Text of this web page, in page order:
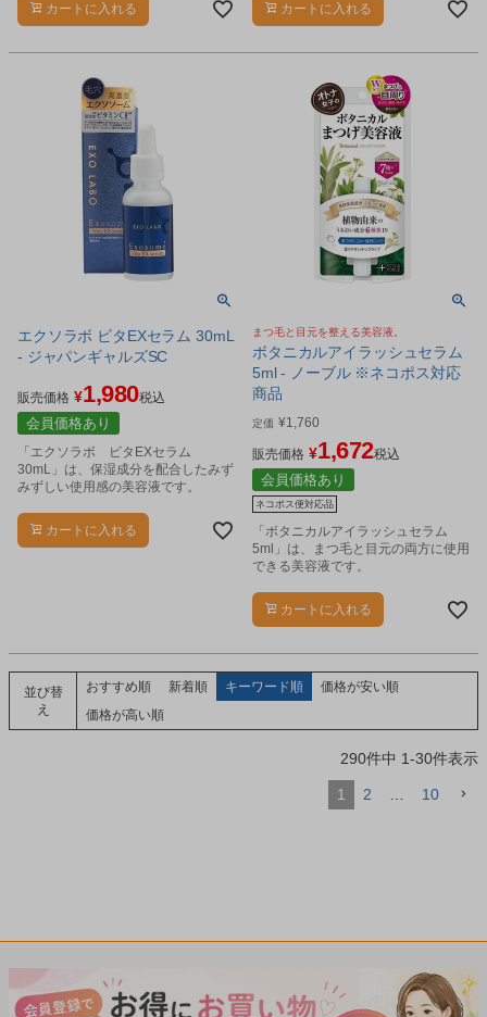
カートに入れる
カートに入れる
エクソラボ ビタEXセラム 30mL
- ジャパンギャルズSC
販売価格 ¥1,980税込
会員価格あり
「エクソラボ ビタEXセラム
30mL」は、保湿成分を配合したみず
みずしい使用感の美容液です。
カートに入れる
まつ毛と目元を整える美容液。
ボタニカルアイラッシュセラム
5ml - ノーブル ※ネコポス対応
商品
定価 ¥1,760
販売価格 ¥1,672税込
会員価格あり
ネコポス便対応品
「ボタニカルアイラッシュセラム
5ml」は、まつ毛と目元の両方に使用
できる美容液です。
カートに入れる
並び替
え
おすすめ順 新着順 キーワード順
価格が安い順
価格が高い順
290件中 1-30件表示
1 2 … 10